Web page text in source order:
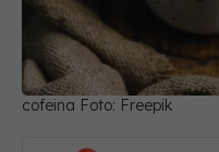
cofeina Foto: Freepik